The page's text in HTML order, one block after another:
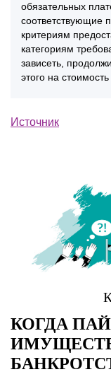
обязательных
соответствующие
критериям
категориям
зависеть,
этого на
Источник
КОГДА